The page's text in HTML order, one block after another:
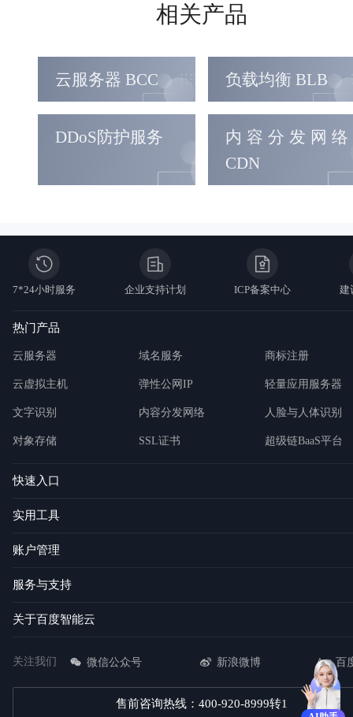
相关产品
云服务器 BCC 负载均衡 BLB
DDoS防护服务
内容分发网络
CDN
7*24小时服务 企业支持计划 ICP备案中心 建
热门产品
云服务器 域名服务 商标注册
云虚拟主机 弹性公网IP 轻量应用服务器
文字识别 内容分发网络 人脸与人体识别
对象存储 SSL证书 超级链BaaS平台
快速入口
实用工具
账户管理
服务与支持
关于百度智能云
关注我们 微信公众号 新浪微博 百
售前咨询热线：400-920-8999转1